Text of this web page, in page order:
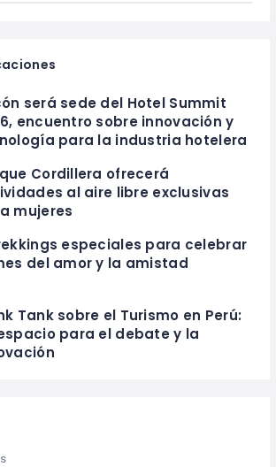
será sede del Hotel Summit
encuentro sobre innovación y
para la industria hotelera
Cordillera ofrecerá
al aire libre exclusivas
mujeres
especiales para celebrar
del amor y la amistad
Tank sobre el Turismo en Perú:
para el debate y la